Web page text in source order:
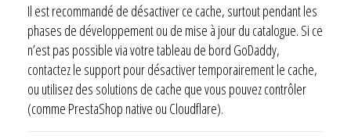
Il est recommandé de désactiver ce cache, surtout pendant les
phases de développement ou de mise à jour du catalogue. Si ce
n’est pas possible via votre tableau de bord GoDaddy,
contactez le support pour désactiver temporairement le cache,
ou utilisez des solutions de cache que vous pouvez contrôler
(comme PrestaShop native ou Cloudflare).